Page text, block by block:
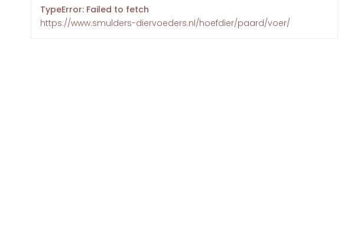
TypeError: Failed to fetch
https://www.smulders-diervoeders.nl/hoefdier/paard/voer/